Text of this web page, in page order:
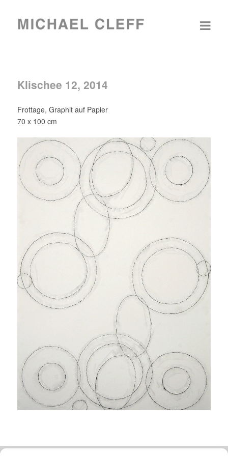
Klischee 12, 2014
Frottage, Graphit auf Papier
70 x 100 cm